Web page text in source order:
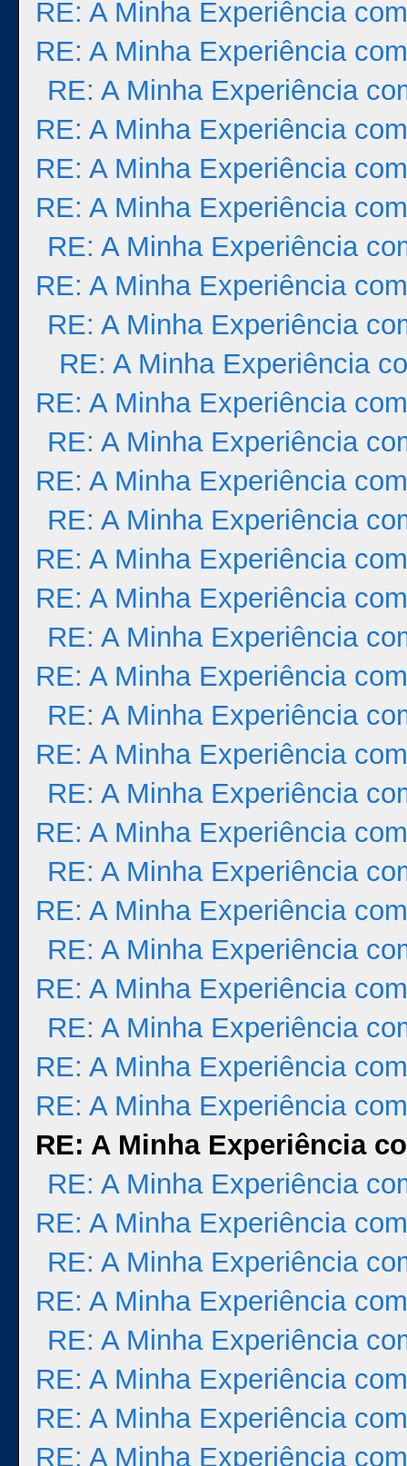
RE: A Minha Experiência
RE: A Minha Experiência
RE: A Minha Experiência
RE: A Minha Experiência
RE: A Minha Experiência
RE: A Minha Experiência
RE: A Minha Experiência
RE: A Minha Experiência
RE: A Minha Experiência
RE: A Minha Experiência
RE: A Minha Experiência
RE: A Minha Experiência
RE: A Minha Experiência
RE: A Minha Experiência
RE: A Minha Experiência
RE: A Minha Experiência
RE: A Minha Experiência
RE: A Minha Experiência
RE: A Minha Experiência
RE: A Minha Experiência
RE: A Minha Experiência
RE: A Minha Experiência
RE: A Minha Experiência
RE: A Minha Experiência
RE: A Minha Experiência
RE: A Minha Experiência
RE: A Minha Experiência
RE: A Minha Experiência
RE: A Minha Experiência
RE: A Minha Experiência
RE: A Minha Experiência
RE: A Minha Experiência
RE: A Minha Experiência
RE: A Minha Experiência
RE: A Minha Experiência
RE: A Minha Experiência
RE: A Minha Experiência
RE: A Minha Experiência